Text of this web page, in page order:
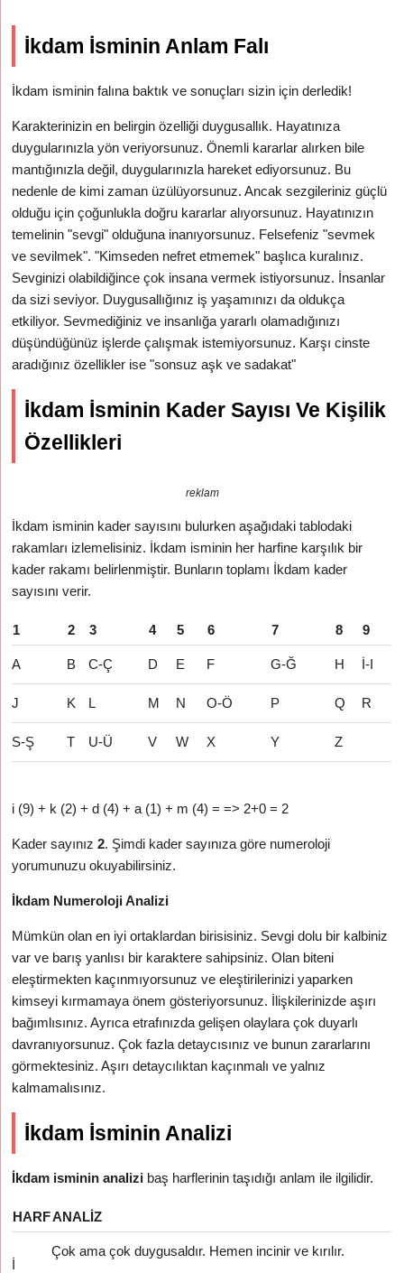
İkdam İsminin Anlam Falı
İkdam isminin falına baktık ve sonuçları sizin için derledik!
Karakterinizin en belirgin özelliği duygusallık. Hayatınıza
duygularınızla yön veriyorsunuz. Önemli kararlar alırken bile
mantığınızla değil, duygularınızla hareket ediyorsunuz. Bu
nedenle de kimi zaman üzülüyorsunuz. Ancak sezgileriniz güçlü
olduğu için çoğunlukla doğru kararlar alıyorsunuz. Hayatınızın
temelinin "sevgi" olduğuna inanıyorsunuz. Felsefeniz "sevmek
ve sevilmek". "Kimseden nefret etmemek" başlıca kuralınız.
Sevginizi olabildiğince çok insana vermek istiyorsunuz. İnsanlar
da sizi seviyor. Duygusallığınız iş yaşamınızı da oldukça
etkiliyor. Sevmediğiniz ve insanlığa yararlı olamadığınızı
düşündüğünüz işlerde çalışmak istemiyorsunuz. Karşı cinste
aradığınız özellikler ise "sonsuz aşk ve sadakat"
İkdam İsminin Kader Sayısı Ve Kişilik
Özellikleri
reklam
İkdam isminin kader sayısını bulurken aşağıdaki tablodaki
rakamları izlemelisiniz. İkdam isminin her harfine karşılık bir
kader rakamı belirlenmiştir. Bunların toplamı İkdam kader
sayısını verir.
1 2 3 4 5 6 7 8 9
A B C-Ç D E F G-Ğ H İ-I
J K L M N O-Ö P Q R
S-Ş T U-Ü V W X Y Z
i (9) + k (2) + d (4) + a (1) + m (4) = => 2+0 = 2
Kader sayınız2. Şimdi kader sayınıza göre numeroloji
yorumunuzu okuyabilirsiniz.
İkdam Numeroloji Analizi
Mümkün olan en iyi ortaklardan birisisiniz. Sevgi dolu bir kalbiniz
var ve barış yanlısı bir karaktere sahipsiniz. Olan biteni
eleştirmekten kaçınmıyorsunuz ve eleştirilerinizi yaparken
kimseyi kırmamaya önem gösteriyorsunuz. İlişkilerinizde aşırı
bağımlısınız. Ayrıca etrafınızda gelişen olaylara çok duyarlı
davranıyorsunuz. Çok fazla detaycısınız ve bunun zararlarını
görmektesiniz. Aşırı detaycılıktan kaçınmalı ve yalnız
kalmamalısınız.
İkdam İsminin Analizi
İkdam isminin analizi baş harflerinin taşıdığı anlam ile ilgilidir.
HARFANALIZ
İ
Çok ama çok duygusaldır. Hemen incinir ve kırılır.